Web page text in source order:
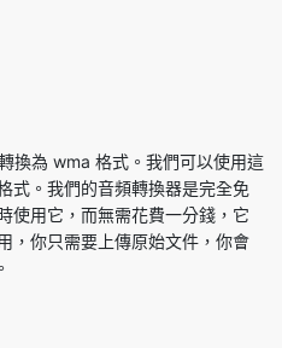
式。我們的音頻轉換器是完全免
，你只需要上傳原始文件，你會